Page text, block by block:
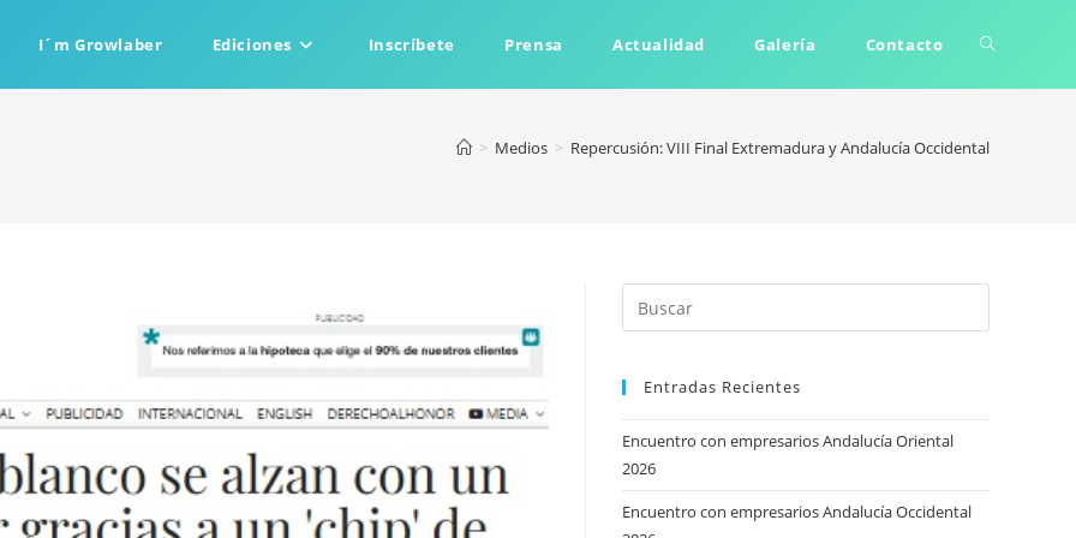
I´m Growlaber Ediciones Inscríbete Prensa Actualidad Galería Contacto Alternar
> Medios > Repercusión: VIII Final Extremadura y Andalucía Occidental
Entradas Recientes
Encuentro con empresarios Andalucía Oriental
2026
Encuentro con empresarios Andalucía Occidental